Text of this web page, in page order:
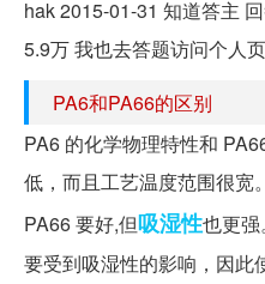
hak 2015-01-31 知道答主
5.9万 我也去答题访问个人
PA6和PA66的区别
PA6 的化学物理特性和
低，而且工艺温度范围很宽
PA66 要好,但吸湿性也更
要受到吸湿性的影响，因此